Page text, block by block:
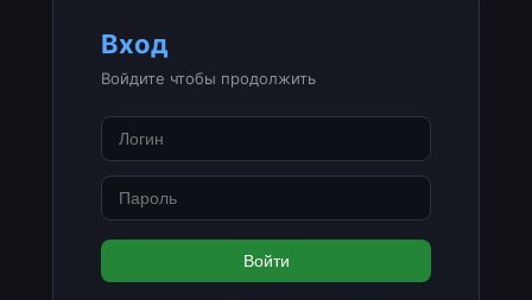
Вход
Войдите чтобы продолжить
Войти